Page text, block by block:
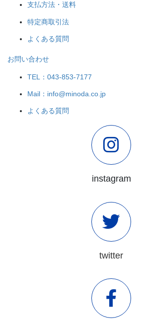
支払方法・送料
特定商取引法
よくある質問
お問い合わせ
TEL：043-853-7177
Mail：info@minoda.co.jp
よくある質問
instagram
twitter